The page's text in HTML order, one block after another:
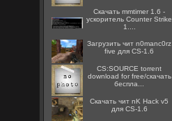
Скачать mmtimer 1.6 -
ускоритель Counter Strike
1....
Загрузить чит n0manc0rz
five для CS-1.6
CS:SOURCE torrent
download for free/скачать
беспла...
Скачать чит nK Hack v5
для CS-1.6